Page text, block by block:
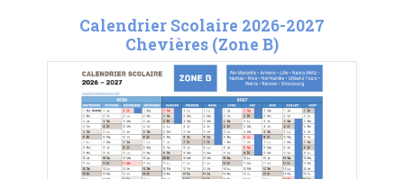
Calendrier Scolaire 2026-2027
Chevières (Zone B)